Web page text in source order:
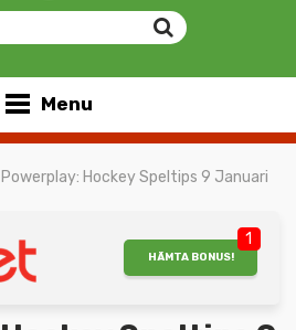
Menu
Powerplay: Hockey Speltips 9 Januari
1
HÄMTA BONUS!